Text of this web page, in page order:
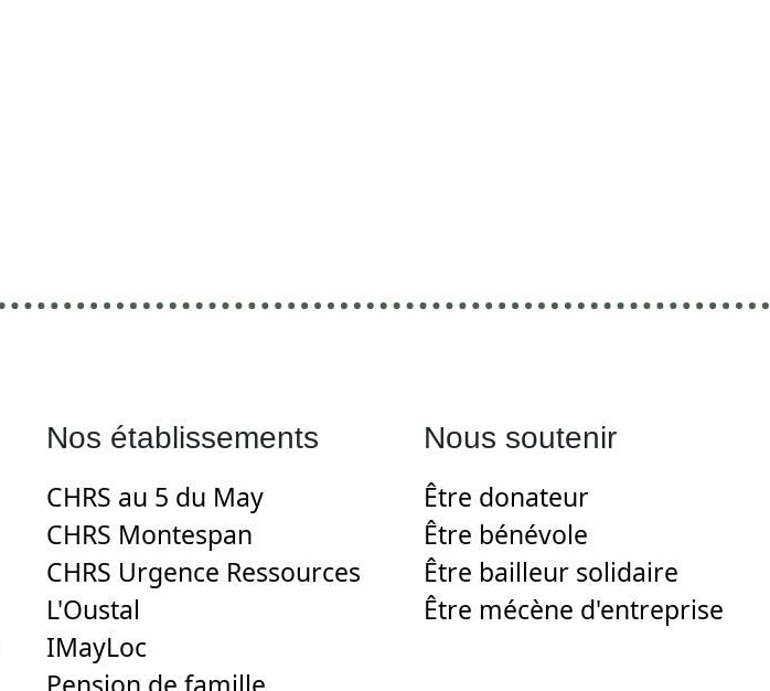
Nos établissements
CHRS au 5 du May
CHRS Montespan
CHRS Urgence Ressources
L'Oustal
IMayLoc
Nous soutenir
Être donateur
Être bénévole
Être bailleur solidaire
Être mécène d'entreprise